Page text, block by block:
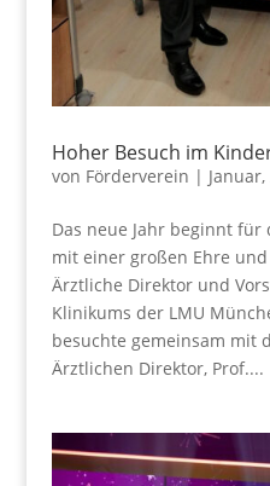
Hoher Besuch im
von Förderverein | Januar,
Das neue Jahr beginnt
mit einer großen Ehre
Ärztliche Direktor und
Klinikums der LMU
besuchte gemeinsam mit
Ärztlichen Direktor, Prof....